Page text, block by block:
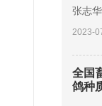
张志
业对
2023-
全国
鸽种